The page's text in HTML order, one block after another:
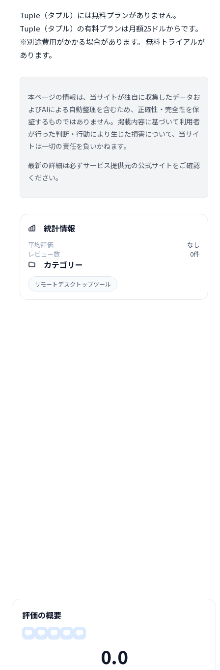
Tuple（タプル）には無料プランがありません。
Tuple（タプル）の有料プランは月額25ドルからです。
※別途費用がかかる場合があります。 無料トライアルが
あります。
本ページの情報は、当サイトが独自に収集したデータお
よびAIによる自動整理を含むため、正確性・完全性を保
証するものではありません。掲載内容に基づいて利用者
が行った判断・行動により生じた損害について、当サイ
トは一切の責任を負いかねます。
最新の詳細は必ずサービス提供元の公式サイトをご確認
ください。
統計情報
平均評価
なし
レビュー数
0件
カテゴリー
リモートデスクトップツール
評価の概要
0.0